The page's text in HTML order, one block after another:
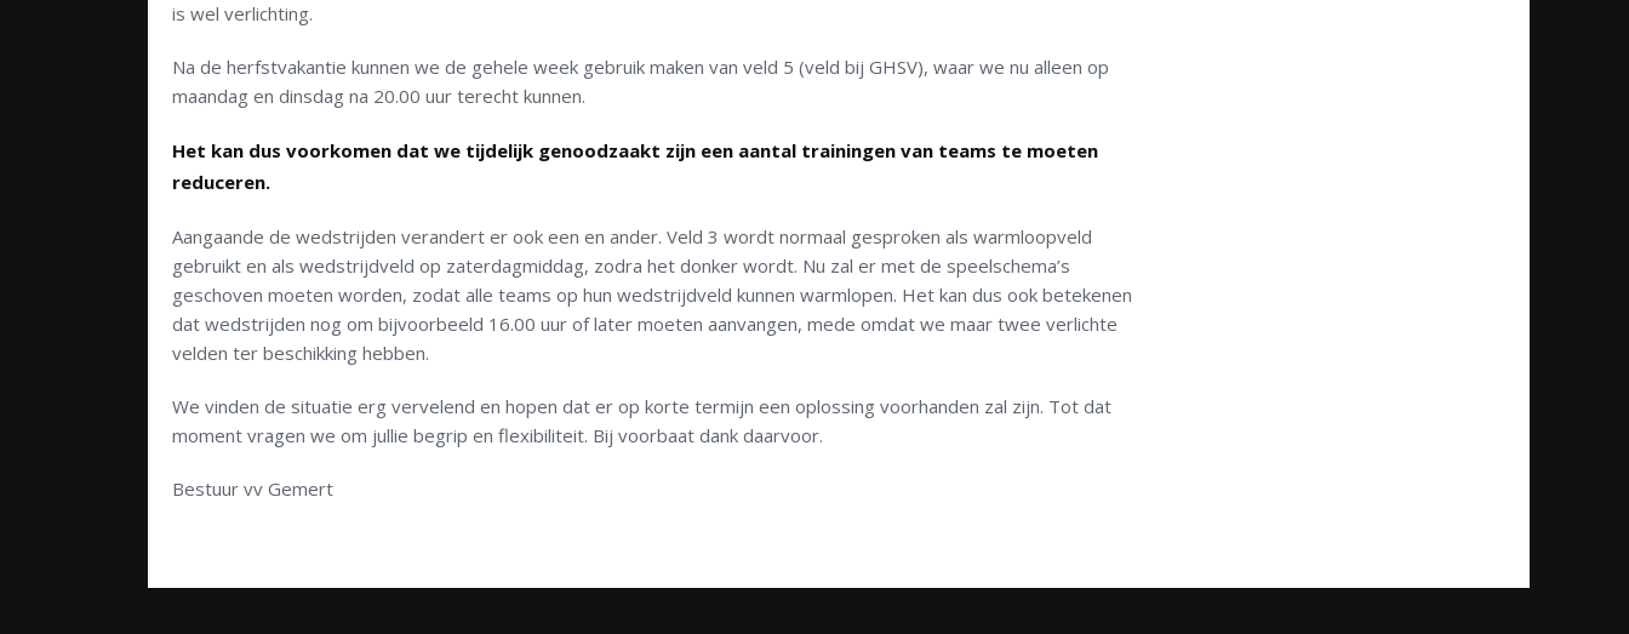
is wel verlichting.
Na de herfstvakantie kunnen we de gehele week gebruik maken van veld 5 (veld bij GHSV), waar we nu alleen op
maandag en dinsdag na 20.00 uur terecht kunnen.
Het kan dus voorkomen dat we tijdelijk genoodzaakt zijn een aantal trainingen van teams te moeten
reduceren.
Aangaande de wedstrijden verandert er ook een en ander. Veld 3 wordt normaal gesproken als warmloopveld
gebruikt en als wedstrijdveld op zaterdagmiddag, zodra het donker wordt. Nu zal er met de speelschema’s
geschoven moeten worden, zodat alle teams op hun wedstrijdveld kunnen warmlopen. Het kan dus ook betekenen
dat wedstrijden nog om bijvoorbeeld 16.00 uur of later moeten aanvangen, mede omdat we maar twee verlichte
velden ter beschikking hebben.
We vinden de situatie erg vervelend en hopen dat er op korte termijn een oplossing voorhanden zal zijn. Tot dat
moment vragen we om jullie begrip en flexibiliteit. Bij voorbaat dank daarvoor.
Bestuur vv Gemert